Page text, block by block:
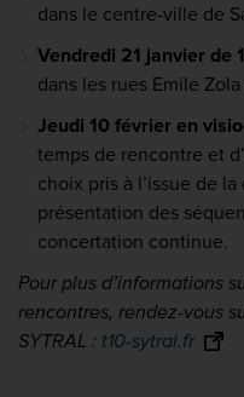
dans le centre-ville de
Vendredi 21 janvier de
dans les rues Emile
Jeudi 10 février en
temps de rencontre et
choix pris à l’issue de
présentation des
concertation continue.
Pour plus d’informations
rencontres, rendez-vous
SYTRAL : t10-sytral.fr